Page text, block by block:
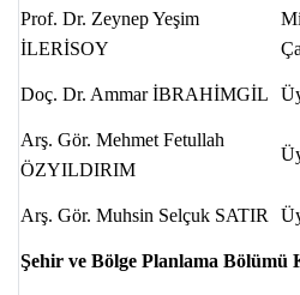
Prof. Dr. Zeynep Yeşim
İLERİSOY
Doç. Dr. Ammar İBRAHİMGİL
Arş. Gör. Mehmet Fetullah
ÖZYILDIRIM
Arş. Gör. Muhsin Selçuk SATIR
Şehir ve Bölge Planlama Bölümü